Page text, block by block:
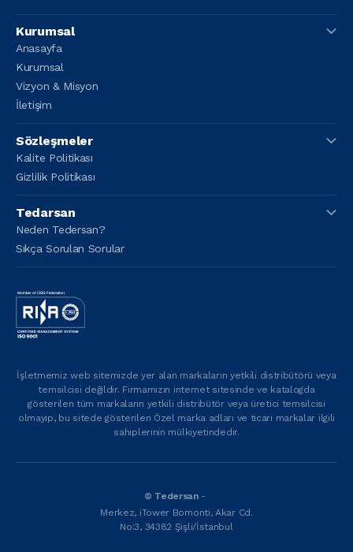
Kurumsal
Anasayfa
Kurumsal
Vizyon & Misyon
İletişim
Sözleşmeler
Kalite Politikası
Gizlilik Politikası
Tedarsan
Neden Tedersan?
Sıkça Sorulan Sorular
İşletmemiz web sitemizde yer alan markaların yetkili distribütörü veya
temsilcisi değildir. Firmamızın internet sitesinde ve katalogda
gösterilen tüm markaların yetkili distribütör veya üretici temsilcisi
olmayıp, bu sitede gösterilen Özel marka adları ve ticari markalar ilgili
sahiplerinin mülkiyetindedir.
© Tedersan-
Merkez, iTower Bomonti, Akar Cd.
No:3, 34382 Şişli/İstanbul